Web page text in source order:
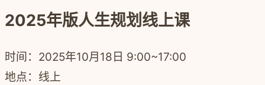
2025年版人生规划线上课
时间： 2025年10月18日 9:00~17:00
地点： 线上